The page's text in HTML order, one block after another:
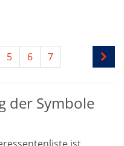
5 6 7
der Symbole